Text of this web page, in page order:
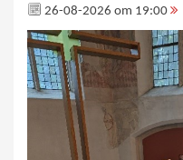
26-08-2026 om 19:00